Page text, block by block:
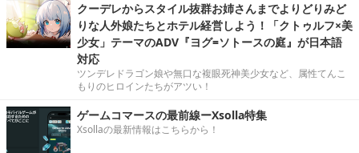
クーデレからスタイル抜群お姉さんまでよりどりみど
りな人外娘たちとホテル経営しよう！「クトゥルフ×美
少女」テーマのADV『ヨグ=ソトースの庭』が日本語
対応
ツンデレドラゴン娘や無口な複眼死神美少女など、属性てんこ
もりのヒロインたちがアツい！
ゲームコマースの最前線ーXsolla特集
Xsollaの最新情報はこちらから！